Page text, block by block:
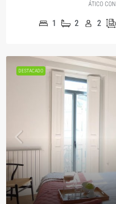
ÁTICO
1 2 2
DESTACADO